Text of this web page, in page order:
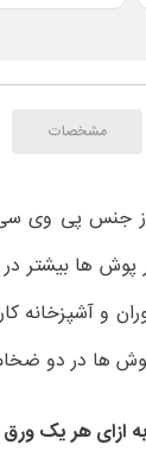
مشخصات
پوش ها بیشتر
و آشپزخانه
عرضه می شوند در مکان های مختلفی قابل
با ضخامت دلخواه از این محصول